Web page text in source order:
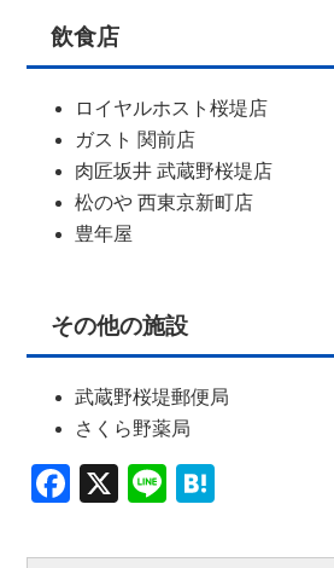
飲食店
ロイヤルホスト桜堤店
ガスト 関前店
肉匠坂井 武蔵野桜堤店
松のや 西東京新町店
豊年屋
その他の施設
武蔵野桜堤郵便局
さくら野薬局
Facebook
X Line